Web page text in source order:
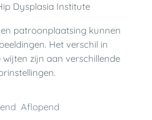
Dysplasia Institute
patroonplaatsing kunnen
Het verschil in
zijn aan verschillende
Aflopend